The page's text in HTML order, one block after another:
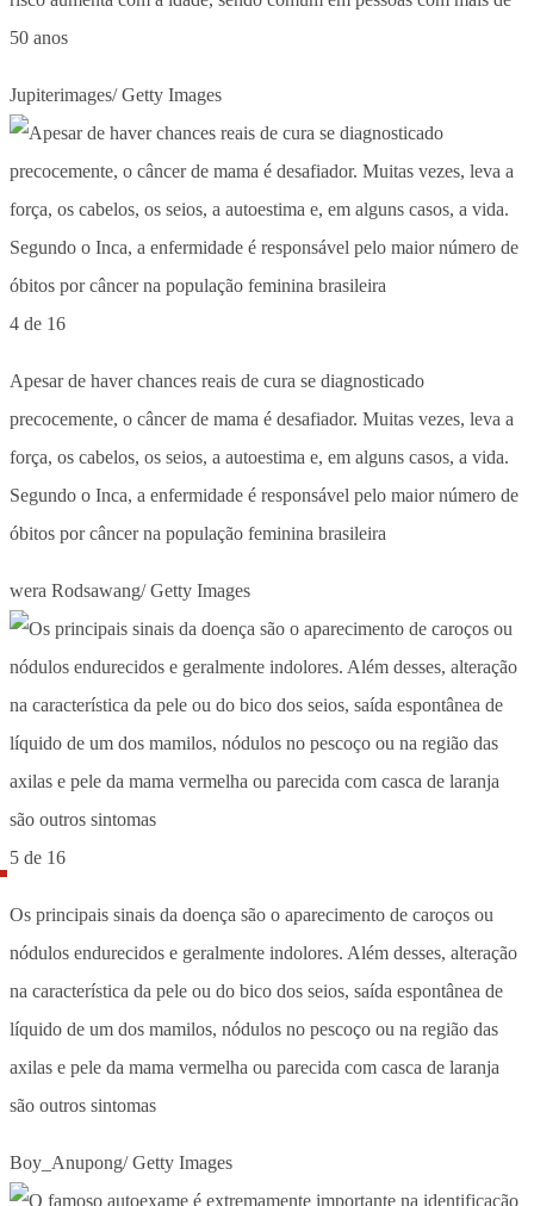
50 anos
Jupiterimages/ Getty Images
4 de 16
Apesar de haver chances reais de cura se diagnosticado
precocemente, o câncer de mama é desafiador. Muitas vezes, leva a
força, os cabelos, os seios, a autoestima e, em alguns casos, a vida.
Segundo o Inca, a enfermidade é responsável pelo maior número de
óbitos por câncer na população feminina brasileira
wera Rodsawang/ Getty Images
5 de 16
Os principais sinais da doença são o aparecimento de caroços ou
nódulos endurecidos e geralmente indolores. Além desses, alteração
na característica da pele ou do bico dos seios, saída espontânea de
líquido de um dos mamilos, nódulos no pescoço ou na região das
axilas e pele da mama vermelha ou parecida com casca de laranja
são outros sintomas
Boy_Anupong/ Getty Images